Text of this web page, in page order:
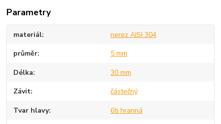
Parametry
materiál nerez AISI 304
průměr 5 mm
Délka 30 mm
Závit částečný
Tvar hlavy 6ti hranná